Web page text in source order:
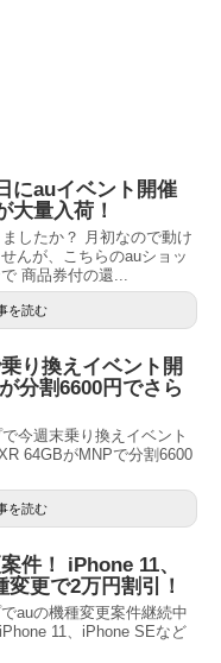
にauイベント開催
大量入荷！
したか？ 月初なので動け
んが、こちらのauショッ
商品券付の還...
を読む
り換えイベント開
分割6600円でさら
今週末乗り換えイベント
64GBがMNPで分割6600
を読む
件！ iPhone 11、
更で2万円割引！
auの機種変更案件継続中
11、iPhone SEなど